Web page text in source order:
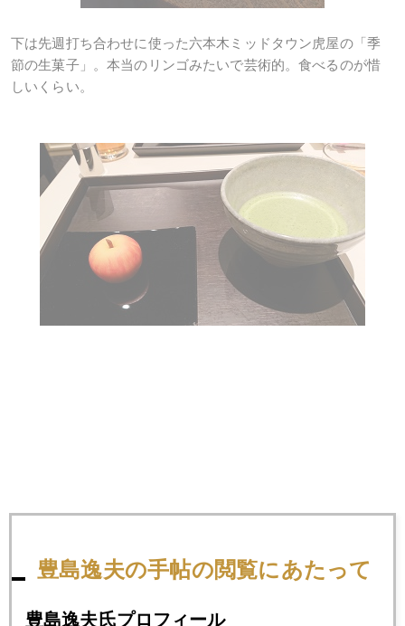
下は先週打ち合わせに使った六本木ミッドタウン虎屋の「季
節の生菓子」。本当のリンゴみたいで芸術的。食べるのが惜
しいくらい。
2018年
豊島逸夫の手帖の閲覧にあたって
豊島逸夫氏プロフィール